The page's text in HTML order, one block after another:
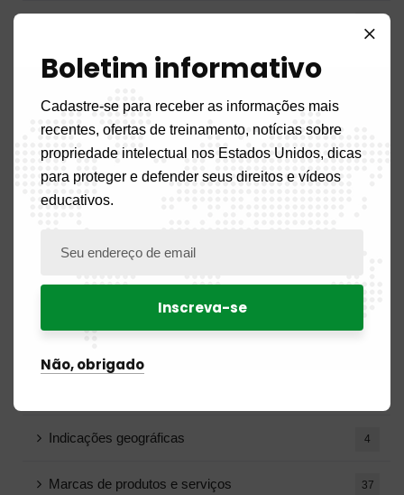
Anúncio
Concursos públicos
Aviso de recrutamento
Aviso de vaga
Blog
Indicações geográficas 4
Marcas de produtos e serviços 37
Boletim informativo
Cadastre-se para receber as informações mais
recentes, ofertas de treinamento, notícias sobre
propriedade intelectual nos Estados Unidos, dicas
para proteger e defender seus direitos e vídeos
educativos.
Não, obrigado